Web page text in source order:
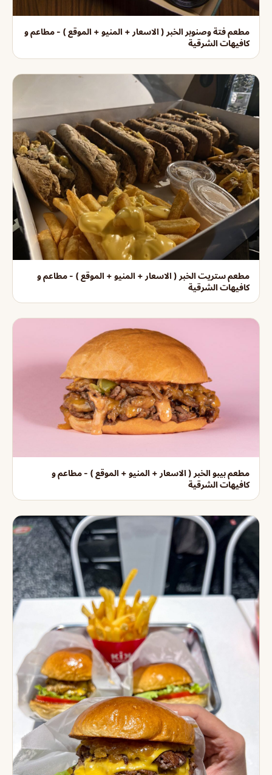
مطعم فتة وصنوبر الخبر ( الاسعار + المنيو + الموقع ) - مطاعم و
كافيهات الشرقية
مطعم ستريت الخبر ( الاسعار + المنيو + الموقع ) - مطاعم و
كافيهات الشرقية
مطعم بيبو الخبر ( الاسعار + المنيو + الموقع ) - مطاعم و
كافيهات الشرقية